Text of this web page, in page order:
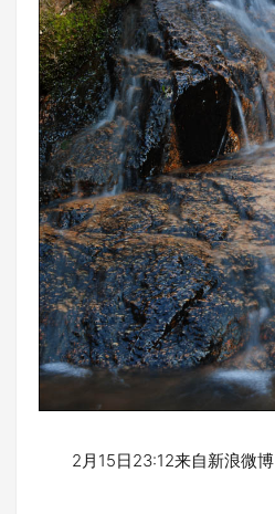
2月15日23:12来自新浪微博